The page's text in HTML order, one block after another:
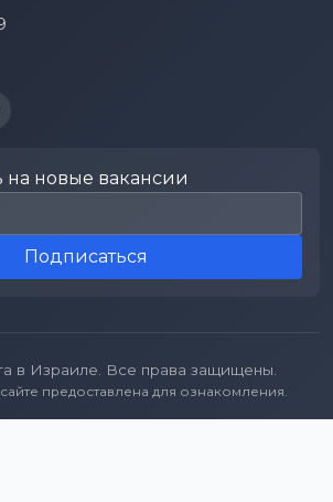
новые вакансии
Подписаться
в Израиле. Все права защищены.
предоставлена для ознакомления.